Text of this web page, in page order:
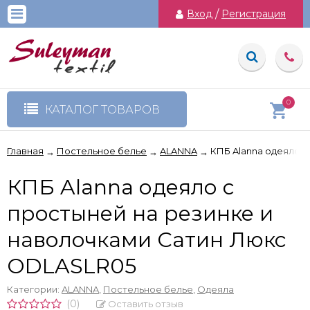
Вход / Регистрация
КАТАЛОГ ТОВАРОВ
0
Главная → Постельное белье → ALANNA → КПБ Alanna одеяло
КПБ Alanna одеяло с
простыней на резинке и
наволочками Сатин Люкс
ODLASLR05
Категории: ALANNA Постельное белье Одеяла
(0) Оставить отзыв